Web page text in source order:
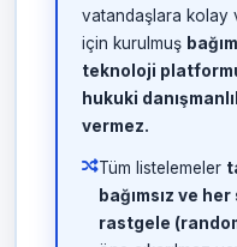
vatandaşlara kolay
için kurulmuş
teknoloji
hukuki
vermez.
Tüm listelemeler
bağımsız ve
rastgele